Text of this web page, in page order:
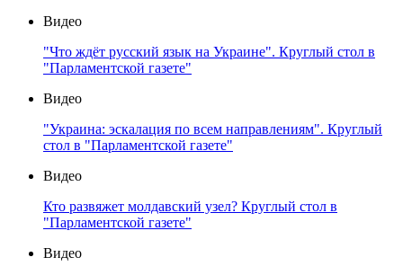
Видео
"Что ждёт русский язык на Украине". Круглый стол в
"Парламентской газете"
Видео
"Украина: эскалация по всем направлениям". Круглый
стол в "Парламентской газете"
Видео
Кто развяжет молдавский узел? Круглый стол в
"Парламентской газете"
Видео